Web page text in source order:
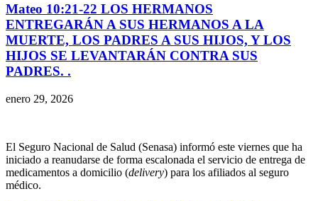
Mateo 10:21-22 LOS HERMANOS
ENTREGARÁN A SUS HERMANOS A LA
MUERTE, LOS PADRES A SUS HIJOS, Y LOS
HIJOS SE LEVANTARÁN CONTRA SUS
PADRES. .
enero 29, 2026
El Seguro Nacional de Salud (Senasa) informó este viernes que ha
iniciado a reanudarse de forma escalonada el servicio de entrega de
medicamentos a domicilio (delivery) para los afiliados al seguro
médico.